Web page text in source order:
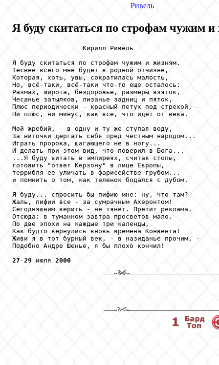
Ривель
Я буду скитаться по строфам чужим
                  Кирилл Ривель
Я буду скитаться по строфам чужим и жизням.
Теснее всего мне будет в родной отчизне,
Которая, хоть, увы, сократилась малость,
Но, всё-таки, всё-таки что-то еще осталось:
Размах, широта, бездорожье, размеры взяток,
Чесанье затылков, лизанье задниц и пяток,
Плюс периодически - красный петух под стрехой, -
Ни плюс, ни минус, как всё, что идёт от века.
Мой жребий, - в одну и ту же ступая воду,
За ниточки дергать себя пред честным народом...
Играть пророка, шагающего не в ногу...
И делать при этом вид, что поверил в Бога...
...Я буду витать в эмпиреях, считая стопы,
готовить "ответ Керзону" в лице Европы,
террибля ее уличать в фарисействе грубом...
и помнить о том, как теленок бодался с дубом.
Я буду... спросить бы пифию мне: ну, что там?
Жаль, пифии все - за сумрачным Ахеронтом!
Сегодняшним верить - не тянет. Претит реклама.
Отсюда: в туманном завтра просветов мало.
По две эпохи на каждые три календы,
Как будто вернулись вновь времена Конвента!
Живи я в тот бурный век, - в назиданье прочим, -
Подобно Андре Шенье, я бы плохо кончил!
27 - 29 июля 2000